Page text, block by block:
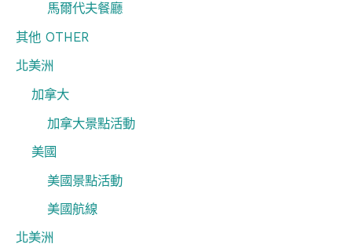
馬爾代夫餐廳
其他 OTHER
北美洲
加拿大
加拿大景點活動
美國
美國景點活動
美國航線
北美洲